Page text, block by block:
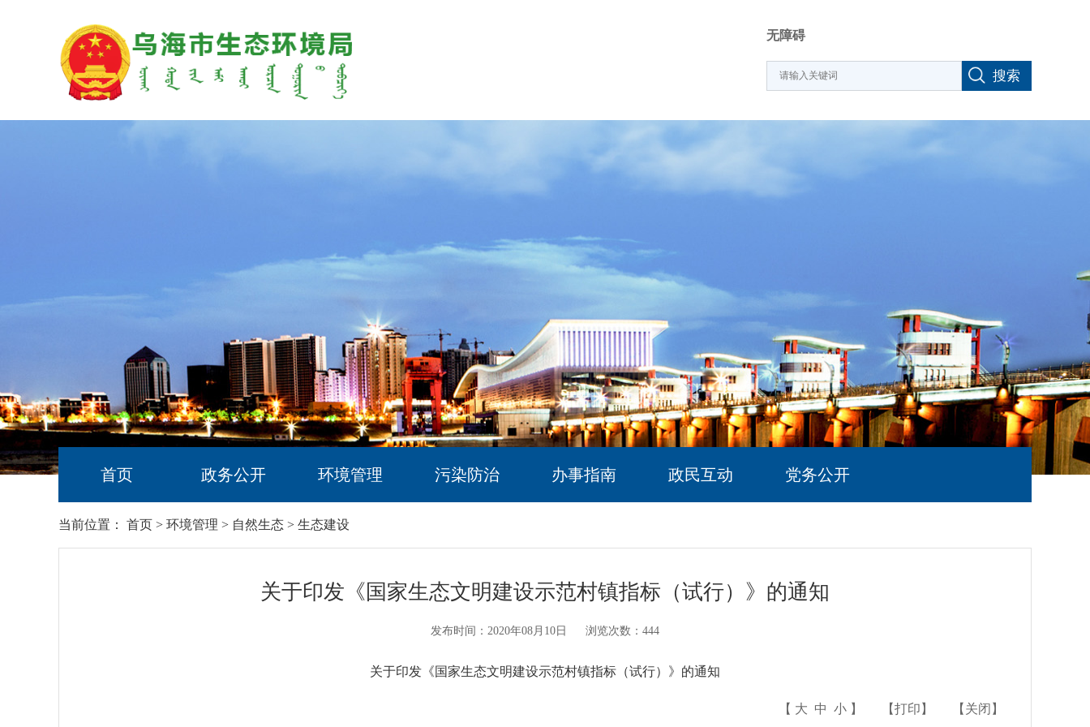
无障碍
搜索
首页 政务公开 环境管理 污染防治 办事指南 政民互动 党务公开
当前位置： 首页 > 环境管理 > 自然生态 > 生态建设
关于印发《国家生态文明建设示范村镇指标（试行）》的通知
发布时间：2020年08月10日 浏览次数： 444
关于印发《国家生态文明建设示范村镇指标（试行）》的通知
【 大 中 小 】 【打印 】 【 关闭 】